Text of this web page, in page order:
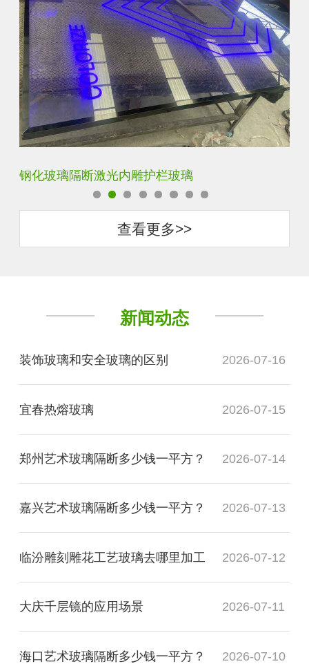
艺术内雕雪花超白钢化激光内雕发光玻璃背景墙
查看更多>>
新闻动态
装饰玻璃和安全玻璃的区别 2026-07-16
宜春热熔玻璃 2026-07-15
郑州艺术玻璃隔断多少钱一平方？ 2026-07-14
嘉兴艺术玻璃隔断多少钱一平方？ 2026-07-13
临汾雕刻雕花工艺玻璃去哪里加工 2026-07-12
大庆千层镜的应用场景 2026-07-11
海口艺术玻璃隔断多少钱一平方？ 2026-07-10